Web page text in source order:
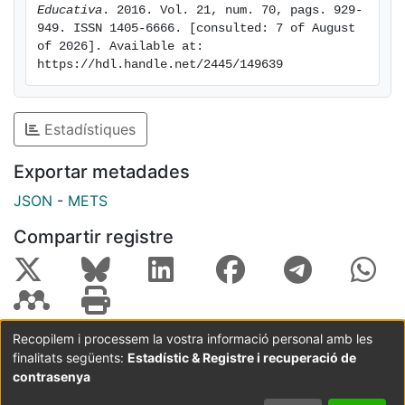
similar goals.
Educativa . 2016. Vol. 21, num. 70, pags. 929-
949. ISSN 1405-6666. [consulted: 7 of August
of 2026]. Available at:
https://hdl.handle.net/2445/149639
Estadístiques
Exportar metadades
JSON - METS
Compartir registre
Coordinació:CRAI UB Avís legal
Metadades
subjectes a:
Recopilem i processem la vostra informació personal amb les
finalitats següents: Estadístic & Registre i recuperació de
contrasenya